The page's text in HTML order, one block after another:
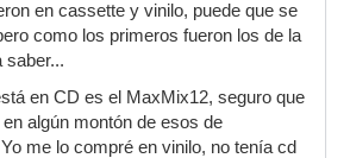
en cassette y vinilo, puede que se
como los primeros fueron los de la
saber...
en CD es el MaxMix12, seguro que
algún montón de esos de
Yo me lo compré en vinilo, no tenía cd